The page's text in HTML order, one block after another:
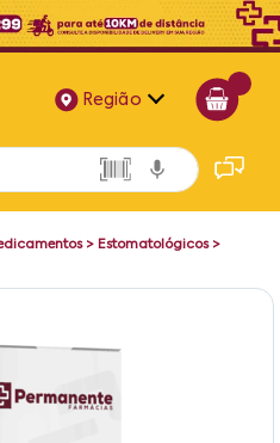
Região
Alagoas
Bahia
> Estomatológicos>